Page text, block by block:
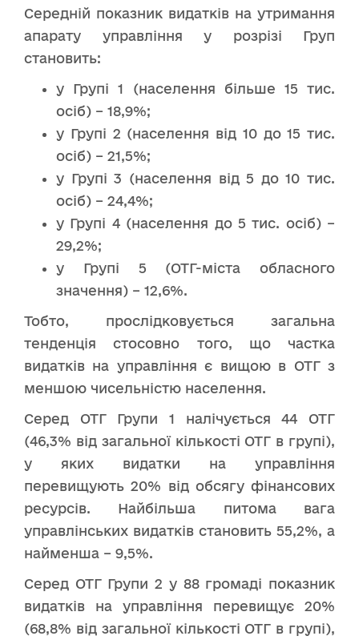
Середній показник видатків на утримання
апарату управління у розрізі Груп
становить:
у Групі 1 (населення більше 15 тис.
осіб) – 18,9%;
у Групі 2 (населення від 10 до 15 тис.
осіб) – 21,5%;
у Групі 3 (населення від 5 до 10 тис.
осіб) – 24,4%;
у Групі 4 (населення до 5 тис. осіб) –
29,2%;
у Групі 5 (ОТГ-міста обласного
значення) – 12,6%.
Тобто, прослідковується загальна
тенденція стосовно того, що частка
видатків на управління є вищою в ОТГ з
меншою чисельністю населення.
Серед ОТГ Групи 1 налічується 44 ОТГ
(46,3% від загальної кількості ОТГ в групі),
у яких видатки на управління
перевищують 20% від обсягу фінансових
ресурсів. Найбільша питома вага
управлінських видатків становить 55,2%, а
найменша – 9,5%.
Серед ОТГ Групи 2 у 88 громаді показник
видатків на управління перевищує 20%
(68,8% від загальної кількості ОТГ в групі),